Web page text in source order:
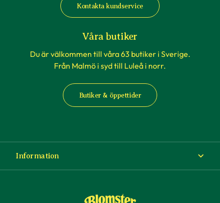
Kontakta kundservice
Våra butiker
Du är välkommen till våra 63 butiker i Sverige.
Från Malmö i syd till Luleå i norr.
Butiker & öppettider
Information